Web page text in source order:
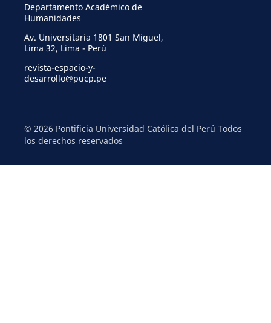
Departamento Académico de
Humanidades
Av. Universitaria 1801 San Miguel,
Lima 32, Lima - Perú
revista-espacio-y-
desarrollo@pucp.pe
© 2026 Pontificia Universidad Católica del Perú Todos
los derechos reservados